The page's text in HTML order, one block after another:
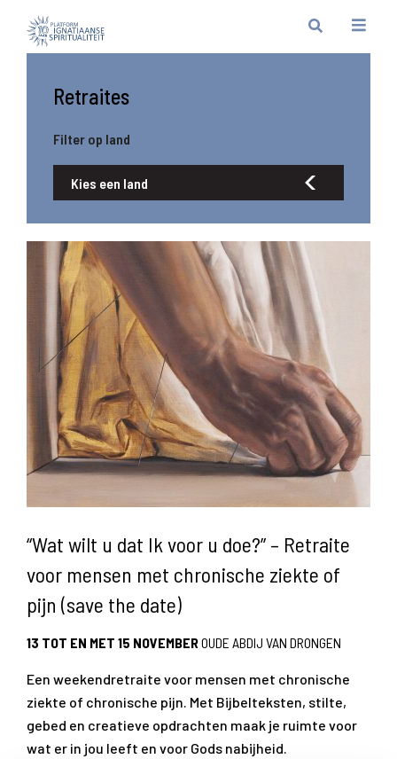
Retraites
Filter op land
Kies een land
“Wat wilt u dat Ik voor u doe?” – Retraite
voor mensen met chronische ziekte of
pijn (save the date)
13 TOT EN MET 15 NOVEMBEROUDE ABDIJ VAN DRONGEN
Een weekendretraite voor mensen met chronische
ziekte of chronische pijn. Met Bijbelteksten, stilte,
gebed en creatieve opdrachten maak je ruimte voor
wat er in jou leeft en voor Gods nabijheid.